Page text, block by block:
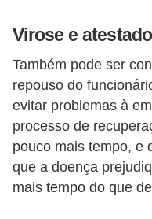
Virose e
Também pode ser
repouso do
evitar problemas à
processo de
pouco mais tempo, e
que a doença
mais tempo do que
o
t
r
a
b
a
l